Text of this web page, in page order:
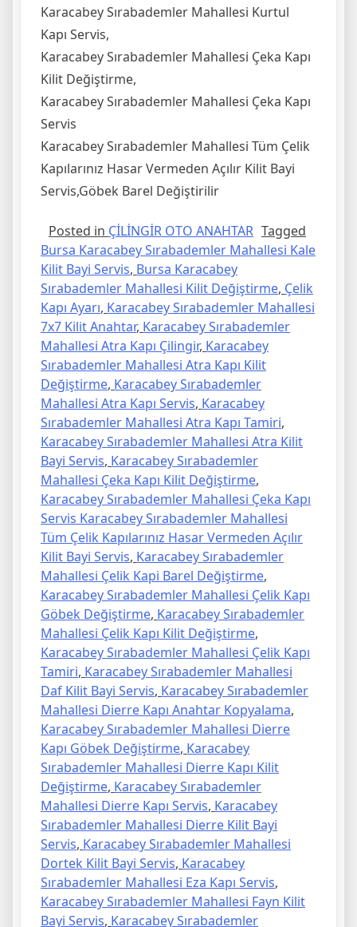
Karacabey Sırabademler Mahallesi Kurtul
Kapı Servis,
Karacabey Sırabademler Mahallesi Çeka Kapı
Kilit Değiştirme,
Karacabey Sırabademler Mahallesi Çeka Kapı
Servis
Karacabey Sırabademler Mahallesi Tüm Çelik
Kapılarınız Hasar Vermeden Açılır Kilit Bayi
Servis,Göbek Barel Değiştirilir
Posted in ÇİLİNGİR OTO ANAHTAR Tagged
Bursa Karacabey Sırabademler Mahallesi Kale
Kilit Bayi Servis, Bursa Karacabey
Sırabademler Mahallesi Kilit Değiştirme, Çelik
Kapı Ayarı, Karacabey Sırabademler Mahallesi
7x7 Kilit Anahtar, Karacabey Sırabademler
Mahallesi Atra Kapı Çilingir, Karacabey
Sırabademler Mahallesi Atra Kapı Kilit
Değiştirme, Karacabey Sırabademler
Mahallesi Atra Kapı Servis, Karacabey
Sırabademler Mahallesi Atra Kapı Tamiri,
Karacabey Sırabademler Mahallesi Atra Kilit
Bayi Servis, Karacabey Sırabademler
Mahallesi Çeka Kapı Kilit Değiştirme,
Karacabey Sırabademler Mahallesi Çeka Kapı
Servis Karacabey Sırabademler Mahallesi
Tüm Çelik Kapılarınız Hasar Vermeden Açılır
Kilit Bayi Servis, Karacabey Sırabademler
Mahallesi Çelik Kapi Barel Değiştirme,
Karacabey Sırabademler Mahallesi Çelik Kapı
Göbek Değiştirme, Karacabey Sırabademler
Mahallesi Çelik Kapı Kilit Değiştirme,
Karacabey Sırabademler Mahallesi Çelik Kapı
Tamiri, Karacabey Sırabademler Mahallesi
Daf Kilit Bayi Servis, Karacabey Sırabademler
Mahallesi Dierre Kapı Anahtar Kopyalama,
Karacabey Sırabademler Mahallesi Dierre
Kapı Göbek Değiştirme, Karacabey
Sırabademler Mahallesi Dierre Kapı Kilit
Değiştirme, Karacabey Sırabademler
Mahallesi Dierre Kapı Servis, Karacabey
Sırabademler Mahallesi Dierre Kilit Bayi
Servis, Karacabey Sırabademler Mahallesi
Dortek Kilit Bayi Servis, Karacabey
Sırabademler Mahallesi Eza Kapı Servis,
Karacabey Sırabademler Mahallesi Fayn Kilit
Bayi Servis, Karacabey Sırabademler